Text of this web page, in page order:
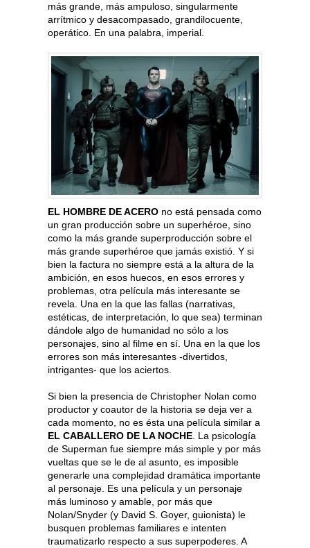
más grande, más ampuloso, singularmente
arrítmico y desacompasado, grandilocuente,
operático. En una palabra, imperial.
EL HOMBRE DE ACERO no está pensada como
un gran producción sobre un superhéroe, sino
como la más grande superproducción sobre el
más grande superhéroe que jamás existió. Y si
bien la factura no siempre está a la altura de la
ambición, en esos huecos, en esos errores y
problemas, otra película más interesante se
revela. Una en la que las fallas (narrativas,
estéticas, de interpretación, lo que sea) terminan
dándole algo de humanidad no sólo a los
personajes, sino al filme en sí. Una en la que los
errores son más interesantes -divertidos,
intrigantes- que los aciertos.
Si bien la presencia de Christopher Nolan como
productor y coautor de la historia se deja ver a
cada momento, no es ésta una película similar a
EL CABALLERO DE LA NOCHE . La psicología
de Superman fue siempre más simple y por más
vueltas que se le de al asunto, es imposible
generarle una complejidad dramática importante
al personaje. Es una película y un personaje
más luminoso y amable, por más que
Nolan/Snyder (y David S. Goyer, guionista) le
busquen problemas familiares e intenten
traumatizarlo respecto a sus superpoderes. A